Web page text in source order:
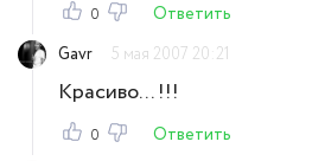
0
Ответить
Gavr
5 мая 2007 20:21
Красиво... !!!
0
Ответить